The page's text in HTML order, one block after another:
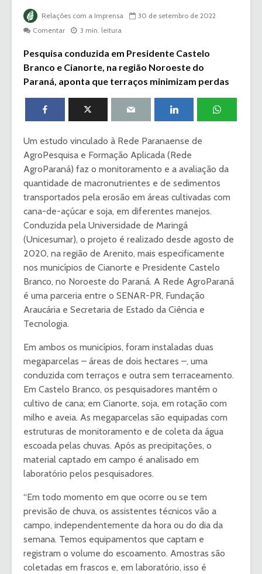
Relações com a Imprensa
30 de setembro de 2022
Comentar
3 min. leitura
Pesquisa conduzida em Presidente Castelo
Branco e Cianorte, na região Noroeste do
Paraná, aponta que terraços minimizam perdas
Um estudo vinculado à Rede Paranaense de
AgroPesquisa e Formação Aplicada (Rede
AgroParaná) faz o monitoramento e a avaliação da
quantidade de macronutrientes e de sedimentos
transportados pela erosão em áreas cultivadas com
cana-de-açúcar e soja, em diferentes manejos.
Conduzida pela Universidade de Maringá
(Unicesumar), o projeto é realizado desde agosto de
2020, na região de Arenito, mais especificamente
nos municípios de Cianorte e Presidente Castelo
Branco, no Noroeste do Paraná. A Rede AgroParaná
é uma parceria entre o SENAR-PR, Fundação
Araucária e Secretaria de Estado da Ciência e
Tecnologia.
Em ambos os municípios, foram instaladas duas
megaparcelas – áreas de dois hectares –, uma
conduzida com terraços e outra sem terraceamento.
Em Castelo Branco, os pesquisadores mantêm o
cultivo de cana; em Cianorte, soja, em rotação com
milho e aveia. As megaparcelas são equipadas com
estruturas de monitoramento e de coleta da água
escoada pelas chuvas. Após as precipitações, o
material captado em campo é analisado em
laboratório pelos pesquisadores.
“Em todo momento em que ocorre ou se tem
previsão de chuva, os assistentes técnicos vão a
campo, independentemente da hora ou do dia da
semana. Temos equipamentos que captam e
registram o volume do escoamento. Amostras são
coletadas em frascos e, em laboratório, isso é